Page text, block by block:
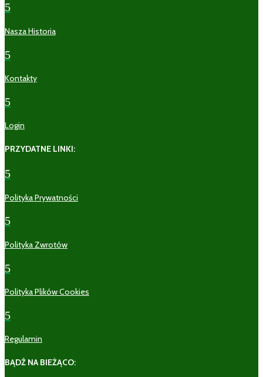
5
Nasza Historia
5
Kontakty
5
Login
PRZYDATNE LINKI:
5
Polityka Prywatności
5
Polityka Zwrotów
5
Polityka Plików Cookies
5
Regulamin
BĄDŹ NA BIEŻĄCO: